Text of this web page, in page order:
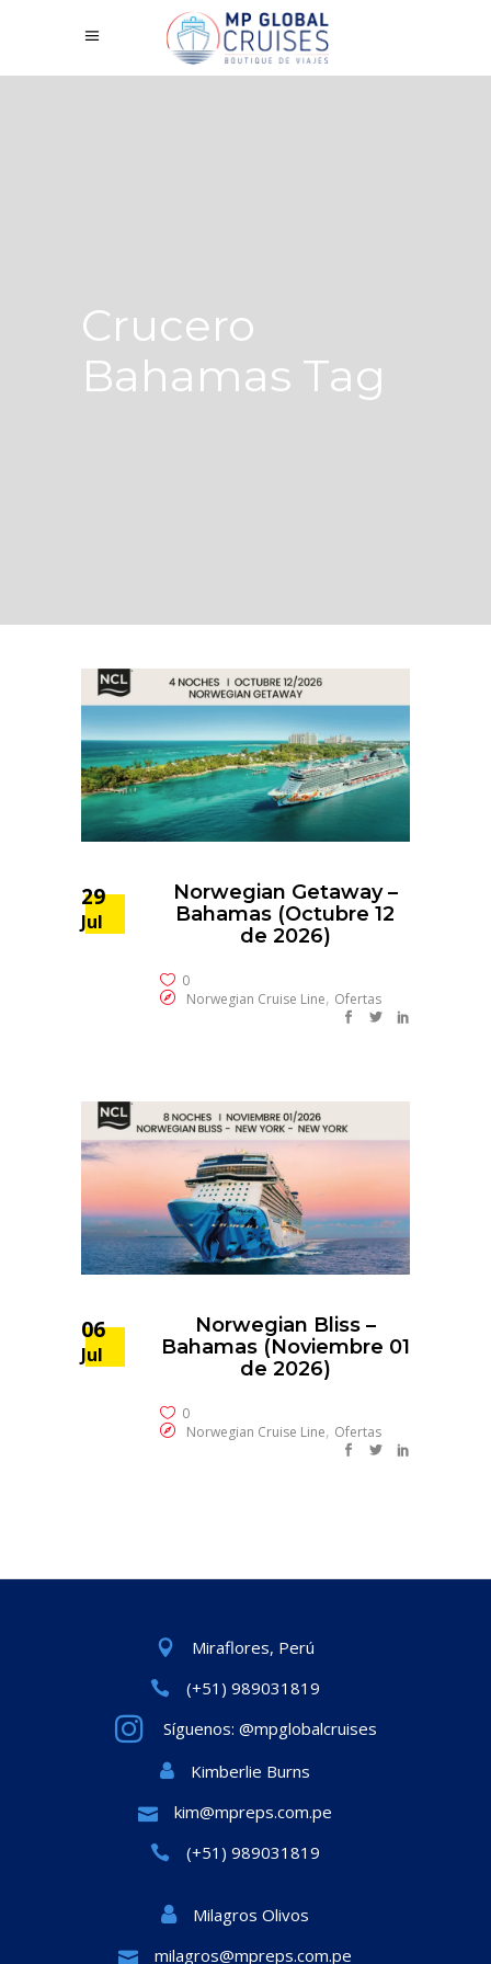
Crucero
Bahamas Tag
29
Jul
Norwegian Getaway –
Bahamas (Octubre 12
de 2026)
0
Norwegian Cruise Line, Ofertas
06
Jul
Norwegian Bliss –
Bahamas (Noviembre 01
de 2026)
0
Norwegian Cruise Line, Ofertas
Miraflores, Perú
(+51) 989031819
Síguenos: @mpglobalcruises
Kimberlie Burns
kim@mpreps.com.pe
(+51) 989031819
Milagros Olivos
milagros@mpreps.com.pe